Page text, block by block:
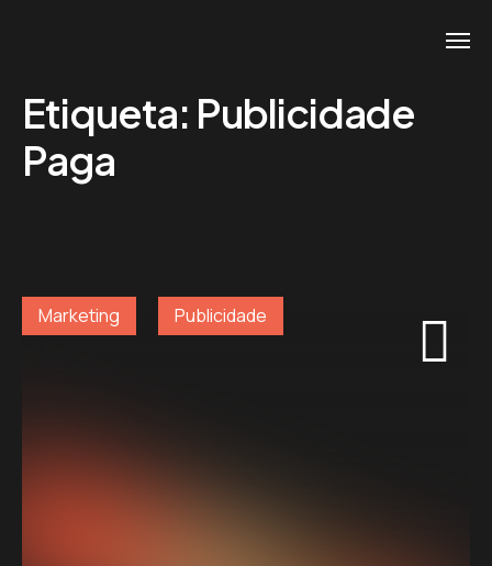
Etiqueta: Publicidade
Paga
Marketing Publicidade